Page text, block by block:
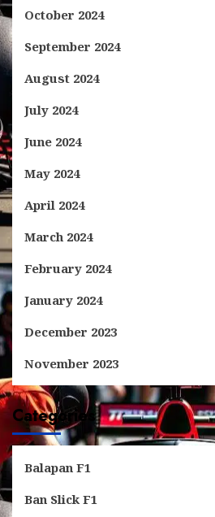
October 2024
September 2024
August 2024
July 2024
June 2024
May 2024
April 2024
March 2024
February 2024
January 2024
December 2023
November 2023
Categories
Balapan F1
Ban Slick F1